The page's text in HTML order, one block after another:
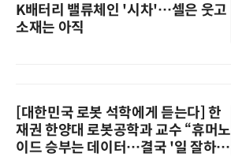
K배터리 밸류체인 '시차'…셀은 웃고
소재는 아직
[대한민국 로봇 석학에게 듣는다] 한
재권 한양대 로봇공학과 교수 “휴머노
이드 승부는 데이터…결국 '일 잘하는